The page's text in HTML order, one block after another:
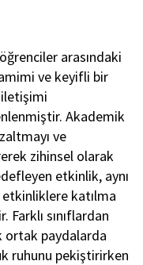
arasındaki
ve keyifli bir
Akademik
ve
zihinsel olarak
etkinlik, aynı
etkinliklere katılma
sınıflardan
ortak paydalarda
ruhunu pekiştirirken